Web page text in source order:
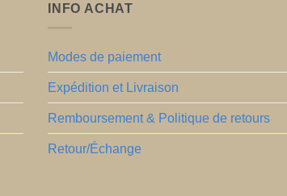
INFO ACHAT
Modes de paiement
Expédition et Livraison
Remboursement & Politique de retours
Retour/Échange